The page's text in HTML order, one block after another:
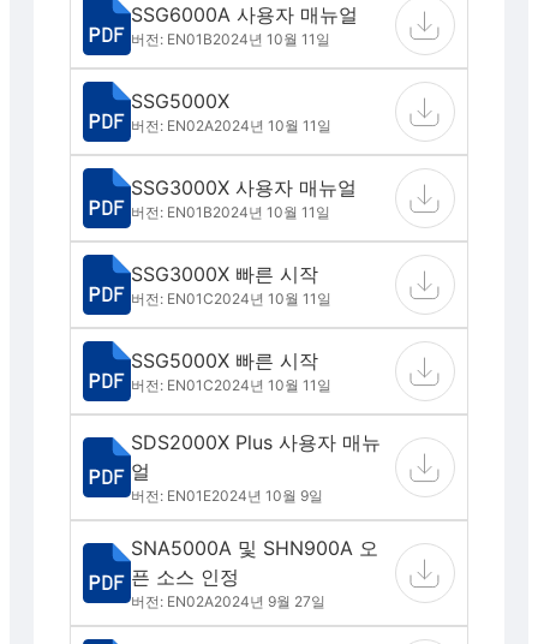
SSG6000A 사용자 매뉴얼
버전: EN01B2024년 10월 11일
SSG5000X
버전: EN02A2024년 10월 11일
SSG3000X 사용자 매뉴얼
버전: EN01B2024년 10월 11일
SSG3000X 빠른 시작
버전: EN01C2024년 10월 11일
SSG5000X 빠른 시작
버전: EN01C2024년 10월 11일
SDS2000X Plus 사용자 매뉴
얼
버전: EN01E2024년 10월 9일
SNA5000A 및 SHN900A 오
픈 소스 인정
버전: EN02A2024년 9월 27일